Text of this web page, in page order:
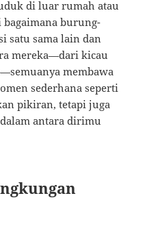
di luar rumah atau
burung-
satu sama lain dan
mereka—dari kicau
membawa
sederhana seperti
pikiran, tetapi juga
antara dirimu